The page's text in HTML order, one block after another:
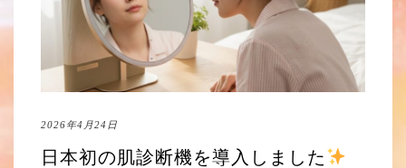
2026年4月24日
日本初の肌診断機を導入しました